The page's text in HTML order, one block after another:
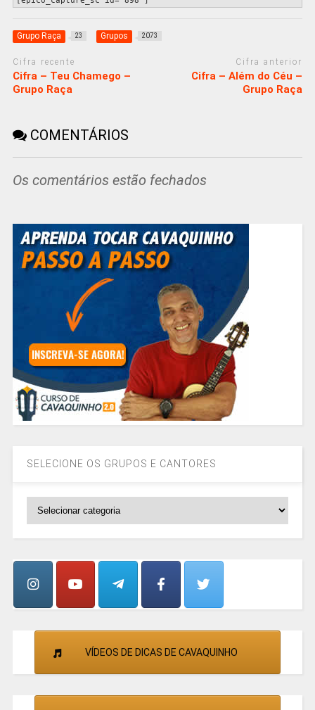
Grupo Raça 23 Grupos 2073
Cifra recente
Cifra – Teu Chamego –
Grupo Raça
Cifra anterior
Cifra – Além do Céu –
Grupo Raça
COMENTÁRIOS
Os comentários estão fechados
SELECIONE OS GRUPOS E CANTORES
CANTORES
VÍDEOS DE DICAS DE CAVAQUINHO